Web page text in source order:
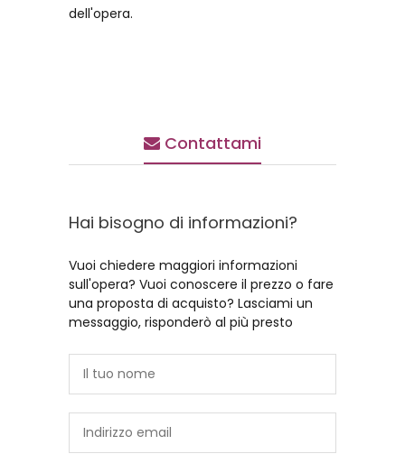
dell'opera.
Contattami
Hai bisogno di informazioni?
Vuoi chiedere maggiori informazioni
sull'opera? Vuoi conoscere il prezzo o fare
una proposta di acquisto? Lasciami un
messaggio, risponderò al più presto